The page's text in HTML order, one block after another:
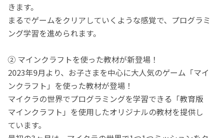
きます。
まるでゲームをクリアしていくような感覚で、プログラミ
ング学習を進められます。
② マインクラフトを使った教材が新登場！
2023年9月より、お子さまを中心に大人気のゲーム「マイ
ンクラフト」を使った教材が登場！
マイクラの世界でプログラミングを学習できる「教育版
マインクラフト」を使用したオリジナルの教材を提供し
ています。